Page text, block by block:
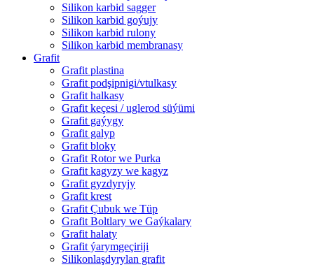
Silikon karbid sagger
Silikon karbid goýujy
Silikon karbid rulony
Silikon karbid membranasy
Grafit
Grafit plastina
Grafit podşipnigi/vtulkasy
Grafit halkasy
Grafit keçesi / uglerod süýümi
Grafit gaýygy
Grafit galyp
Grafit bloky
Grafit Rotor we Purka
Grafit kagyzy we kagyz
Grafit gyzdyryjy
Grafit krest
Grafit Çubuk we Tüp
Grafit Boltlary we Gaýkalary
Grafit halaty
Grafit ýarymgeçiriji
Silikonlaşdyrylan grafit